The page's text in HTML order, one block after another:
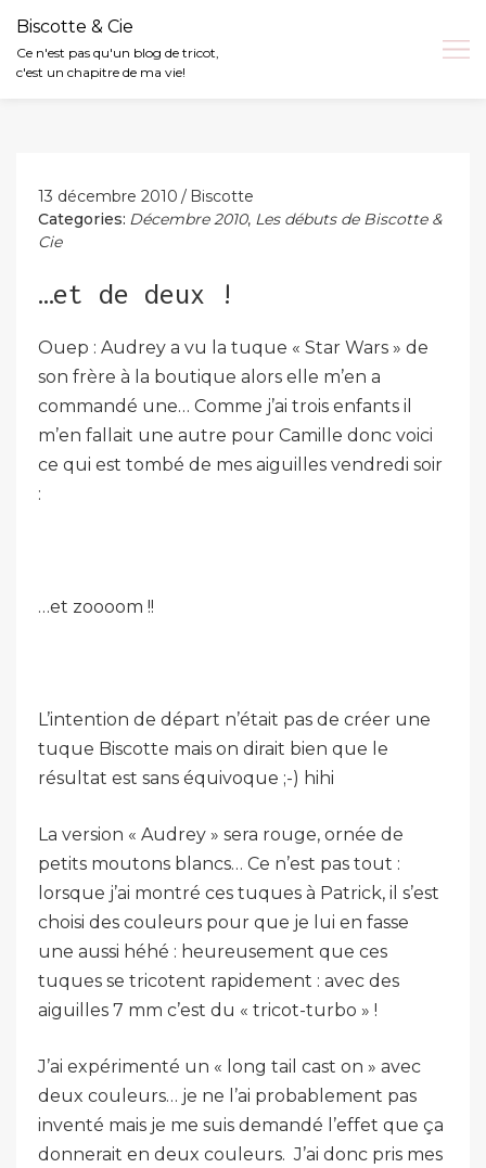
Biscotte & Cie
Ce n'est pas qu'un blog de tricot,
c'est un chapitre de ma vie!
13 décembre 2010
Biscotte
Categories: Décembre 2010, Les débuts de Biscotte &
Cie
…et de deux !
Ouep : Audrey a vu la tuque « Star Wars » de
son frère à la boutique alors elle m’en a
commandé une… Comme j’ai trois enfants il
m’en fallait une autre pour Camille donc voici
ce qui est tombé de mes aiguilles vendredi soir
:
…et zoooom !!
L’intention de départ n’était pas de créer une
tuque Biscotte mais on dirait bien que le
résultat est sans équivoque ;-) hihi
La version « Audrey » sera rouge, ornée de
petits moutons blancs… Ce n’est pas tout :
lorsque j’ai montré ces tuques à Patrick, il s’est
choisi des couleurs pour que je lui en fasse
une aussi héhé : heureusement que ces
tuques se tricotent rapidement : avec des
aiguilles 7 mm c’est du « tricot-turbo » !
J’ai expérimenté un « long tail cast on » avec
deux couleurs… je ne l’ai probablement pas
inventé mais je me suis demandé l’effet que ça
donnerait en deux couleurs. J’ai donc pris mes